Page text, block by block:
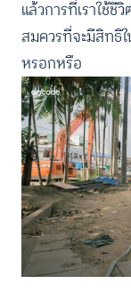
แล้วการที่เราใช้ชี
สมควรที่จะมีสิทธิ
หรอกหรือ